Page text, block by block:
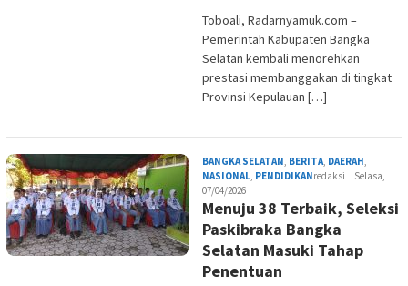
Toboali, Radarnyamuk.com –
Pemerintah Kabupaten Bangka
Selatan kembali menorehkan
prestasi membanggakan di tingkat
Provinsi Kepulauan […]
BANGKA SELATAN, BERITA, DAERAH,
NASIONAL, PENDIDIKANredaksi
Selasa,
07/04/2026
Menuju 38 Terbaik, Seleksi
Paskibraka Bangka
Selatan Masuki Tahap
Penentuan